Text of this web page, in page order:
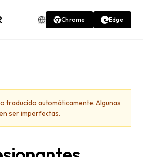
Chrome Edge
traducido automáticamente. Algunas
ser imperfectas.